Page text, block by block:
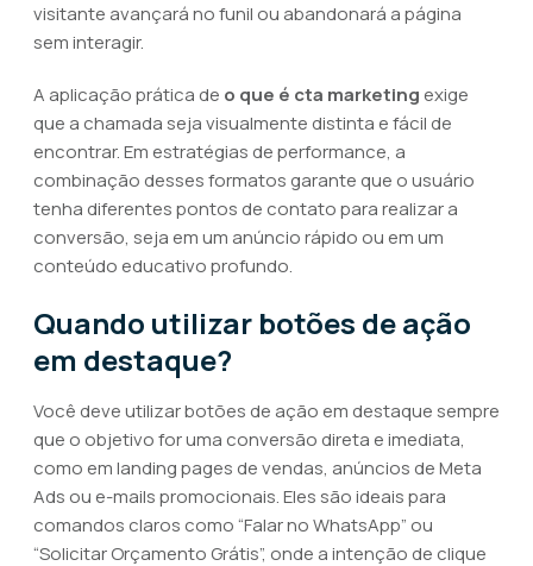
visitante avançará no funil ou abandonará a página
sem interagir.
A aplicação prática de o que é cta marketing exige
que a chamada seja visualmente distinta e fácil de
encontrar. Em estratégias de performance, a
combinação desses formatos garante que o usuário
tenha diferentes pontos de contato para realizar a
conversão, seja em um anúncio rápido ou em um
conteúdo educativo profundo.
Quando utilizar botões de ação
em destaque?
Você deve utilizar botões de ação em destaque sempre
que o objetivo for uma conversão direta e imediata,
como em landing pages de vendas, anúncios de Meta
Ads ou e-mails promocionais. Eles são ideais para
comandos claros como “Falar no WhatsApp” ou
“Solicitar Orçamento Grátis”, onde a intenção de clique